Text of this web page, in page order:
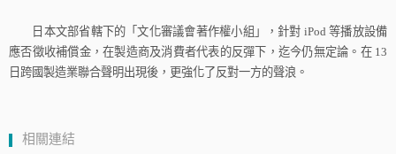
日本文部省轄下的「文化審議會著作權小組」，針對 iPod等播放設備
應否徵收補償金，在製造商及消費者代表的反彈下，迄今仍無定論。在13
日跨國製造業聯合聲明出現後，更強化了反對一方的聲浪。
相關連結